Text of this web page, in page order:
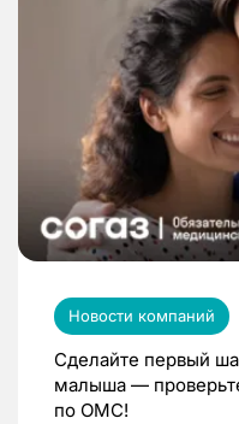
Новости компаний
Сделайте первый
малыша —
по ОМС!